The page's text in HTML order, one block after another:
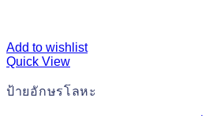
Add to wishlist
Quick View
ป้ายอักษรโลหะ